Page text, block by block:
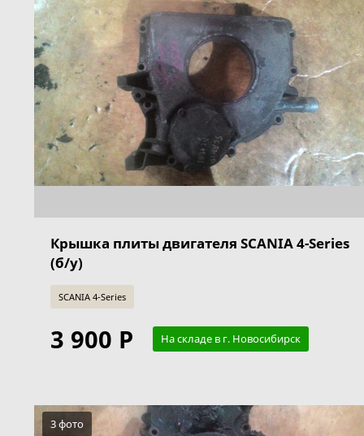
Крышка плиты двигателя SCANIA 4-Series
(б/у)
SCANIA 4-Series
3 900 Р На складе в г. Новосибирск
3 фото